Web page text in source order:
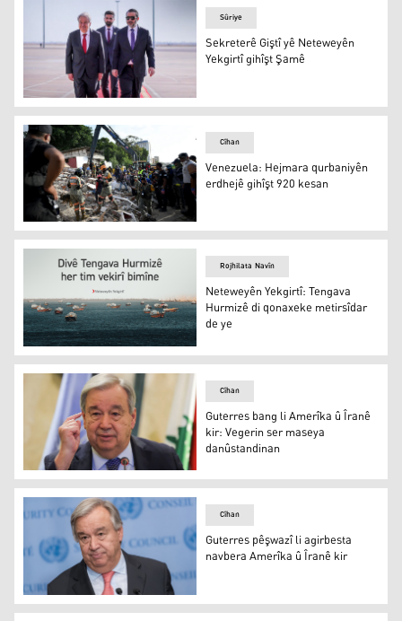
Sekreterê Giştî yê Neteweyên Yekgirtî gihîşt Şamê
Sûriye
Sekreterê Giştî yê Neteweyên
Yekgirtî gihîşt Şamê
Venezuela: Hejmara qurbaniyên erdhejê gihîşt 920
Cîhan
Venezuela: Hejmara qurbaniyên
erdhejê gihîşt 920 kesan
Neteweyên Yekgirtî: Tengava Hurmizê di qonaxeke
Rojhilata Navîn
Neteweyên Yekgirtî: Tengava
Hurmizê di qonaxeke metirsîdar
de ye
Guterres bang li Amerîka û Îranê kir: Vegerin ser
Cîhan
Guterres bang li Amerîka û Îranê
kir: Vegerin ser maseya
danûstandinan
Guterres pêşwazî li agirbesta navbera Amerîka û Îranê
Cîhan
Guterres pêşwazî li agirbesta
navbera Amerîka û Îranê kir